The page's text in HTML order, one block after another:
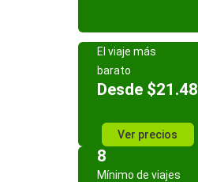
El viaje más
barato
Desde $21.48
Ver precios
8
Mínimo de viajes